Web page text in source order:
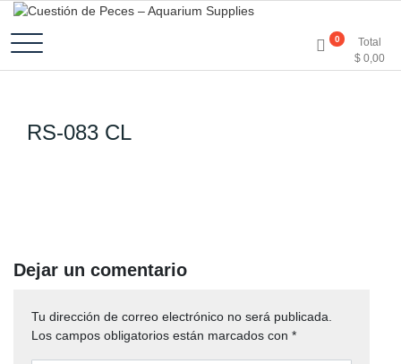
Cuestión de Peces –
Aquarium Supplies
0
Total
$ 0,00
RS-083 CL
Dejar un comentario
Tu dirección de correo electrónico no será publicada.
Los campos obligatorios están marcados con *